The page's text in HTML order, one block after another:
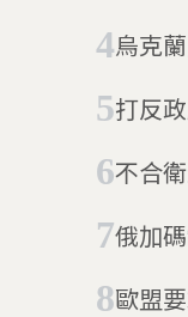
烏克蘭民
打反
不合
俄加
歐盟要求